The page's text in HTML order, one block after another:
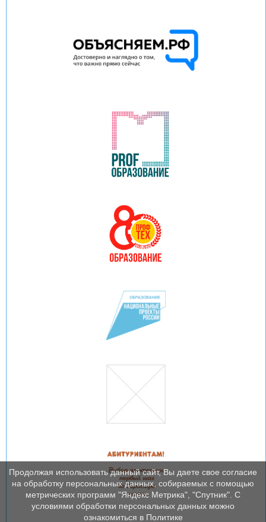
Продолжая использовать данный сайт, Вы даете свое согласие
на обработку персональных данных, собираемых с помощью
метрических программ "Яндекс Метрика", "Спутник". С
условиями обработки персональных данных можно
ознакомиться в Политике